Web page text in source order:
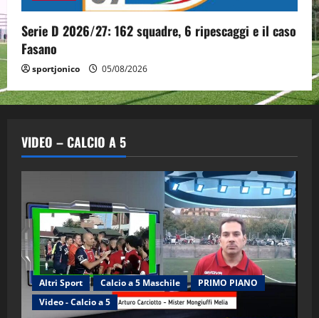
Serie D 2026/27: 162 squadre, 6 ripescaggi e il caso
Fasano
sportjonico 05/08/2026
VIDEO – CALCIO A 5
Altri Sport Calcio a 5 Maschile
PRIMO PIANO
Video - Calcio a 5